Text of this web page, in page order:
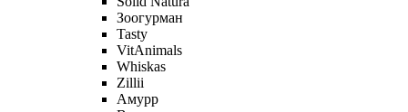
Зоогурман
Tasty
VitAnimals
Whiskas
Zillii
Амурр